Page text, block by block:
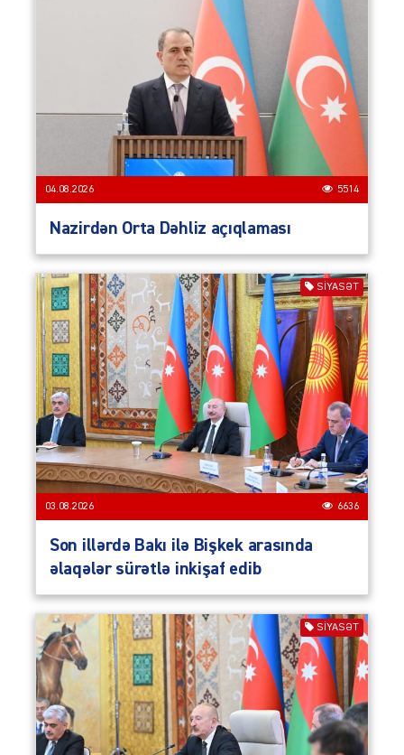
04.08.2026 5514
Nazirdən Orta Dəhliz açıqlaması
SIYASƏT
03.08.2026 6636
Son illərdə Bakı ilə Bişkek arasında
əlaqələr sürətlə inkişaf edib
SIYASƏT